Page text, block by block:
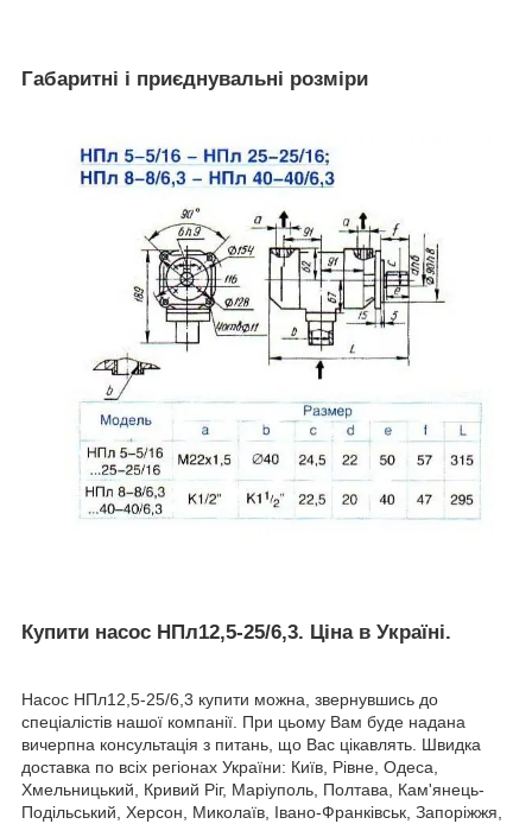
Габаритні і приєднувальні розміри
Купити насос НПл12,5-25/6,3. Ціна в Україні.
Насос НПл12,5-25/6,3 купити можна, звернувшись до
спеціалістів нашої компанії. При цьому Вам буде надана
вичерпна консультація з питань, що Вас цікавлять. Швидка
доставка по всіх регіонах України: Київ, Рівне, Одеса,
Хмельницький, Кривий Ріг, Маріуполь, Полтава, Кам'янець-
Подільський, Херсон, Миколаїв, Івано-Франківськ, Запоріжжя,